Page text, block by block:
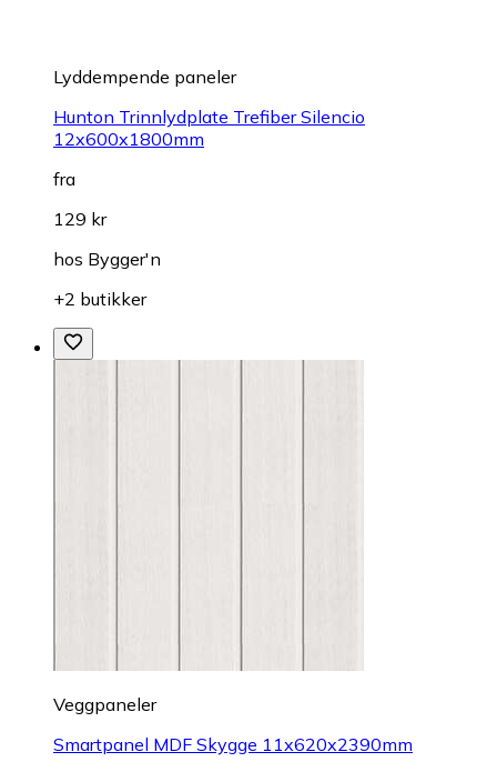
Lyddempende paneler
Hunton Trinnlydplate Trefiber Silencio
12x600x1800mm
fra
129 kr
hos Bygger'n
+2 butikker
Veggpaneler
Smartpanel MDF Skygge 11x620x2390mm